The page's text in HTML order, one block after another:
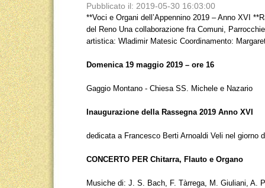
Pubblicato il: 2019-05-30 16:03:00
**Voci e Organi dell’Appennino 2019 – Anno XVI
del Reno Una collaborazione fra Comuni,
artistica: Wladimir Matesic Coordinamento:
Domenica 19 maggio 2019 – ore 16
Gaggio Montano - Chiesa SS. Michele e Nazario
Inaugurazione della Rassegna 2019 Anno XVI
dedicata a Francesco Berti Arnoaldi Veli nel giorno
CONCERTO PER Chitarra, Flauto e Organo
Musiche di: J. S. Bach, F. Tàrrega, M. Giuliani, A.